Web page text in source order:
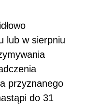
lub w sierpniu
przyznanego
do 31